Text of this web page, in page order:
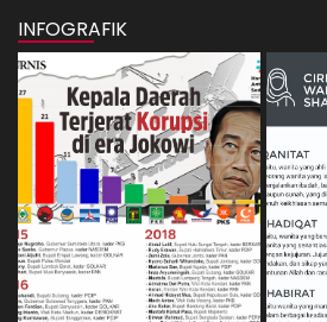
INFOGRAFIK